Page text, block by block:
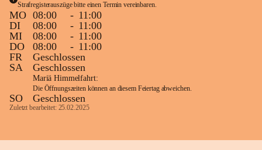
Strafregisterauszüge bitte einen Termin vereinbaren.
MO 08:00 - 11:00
DI
08:00 - 11:00
MI
08:00 - 11:00
DO
08:00 - 11:00
FR
Geschlossen
SA
Geschlossen
Mariä Himmelfahrt:
Die Öffnungszeiten können an diesem Feiertag abweichen.
SO Geschlossen
Zuletzt bearbeitet: 25.02.2025